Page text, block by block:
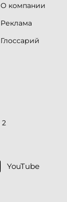
О компании
Реклама
Глоссарий
2
YouTube